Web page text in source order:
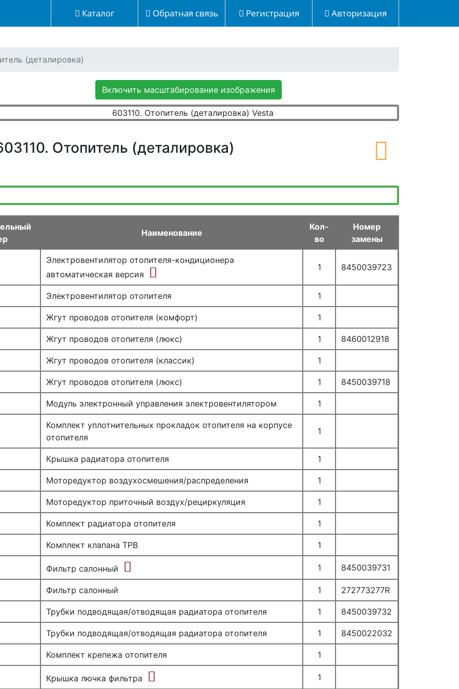
Каталог Обратная связь Регистрация Авторизация
(деталировка)
Включить масштабирование изображения
Отопитель (деталировка)
Наименование
Кол-
во
Номер
замены
Электровентилятор отопителя-кондиционера
автоматическая версия
1 8450039723
Электровентилятор отопителя 1
Жгут проводов отопителя (комфорт) 1
Жгут проводов отопителя (люкс) 1 8460012918
Жгут проводов отопителя (классик) 1
Жгут проводов отопителя (люкс) 1 8450039718
Модуль электронный управления электровентилятором 1
Комплект уплотнительных прокладок отопителя на корпусе
отопителя
1
Крышка радиатора отопителя 1
Моторедуктор воздухосмешения/распределения 1
Моторедуктор приточный воздух/рециркуляция 1
Комплект радиатора отопителя 1
Комплект клапана ТРВ 1
Фильтр салонный 1 8450039731
Фильтр салонный 1 272773277R
Трубки подводящая/отводящая радиатора отопителя 1 8450039732
Трубки подводящая/отводящая радиатора отопителя 1 8450022032
Комплект крепежа отопителя 1
Крышка лючка фильтра 1